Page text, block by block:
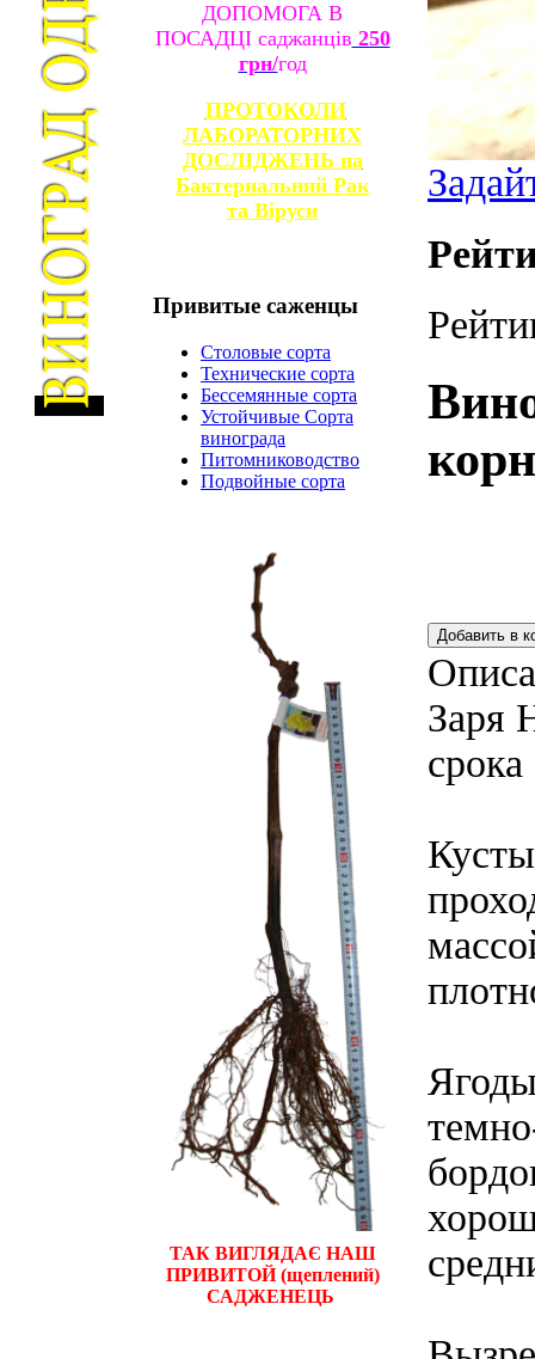
ДОПОМОГА В
ПОСАДЦІ саджанців 250
грн/год
ПРОТОКОЛИ
ЛАБОРАТОРНИХ
ДОСЛІДЖЕНЬ на
Бактериальний Рак
та Віруси
Привитые саженцы
Столовые сорта
Технические сорта
Бессемянные сорта
Устойчивые Сорта
винограда
Питомниководство
Подвойные сорта
ТАК ВИГЛЯДАЄ НАШ
ПРИВИТОЙ (щеплений)
САДЖЕНЕЦЬ
Заря